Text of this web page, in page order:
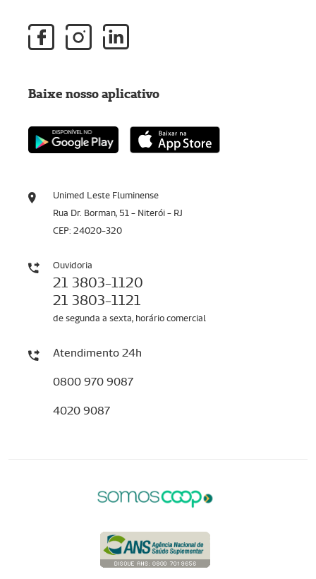
Unimed Leste Fluminense
Rua Dr. Borman, 51 - Niterói - RJ
CEP: 24020-320
Ouvidoria
21 3803-1120
21 3803-1121
de segunda a sexta, horário comercial
Atendimento 24h
0800 970 9087
4020 9087
Baixe nosso aplicativo